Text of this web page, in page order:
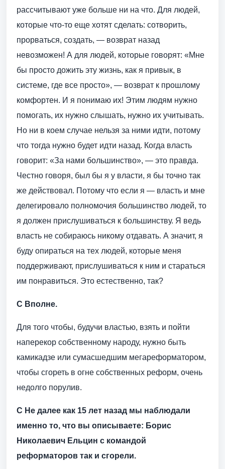
рассчитывают уже больше ни на что. Для людей,
которые что-то еще хотят сделать: сотворить,
прорваться, создать, — возврат назад
невозможен! А для людей, которые говорят: «Мне
бы просто дожить эту жизнь, как я привык, в
системе, где все просто», — возврат к прошлому
комфортен. И я понимаю их! Этим людям нужно
помогать, их нужно слышать, нужно их учитывать.
Но ни в коем случае нельзя за ними идти, потому
что тогда нужно будет идти назад. Когда власть
говорит: «За нами большинство», — это правда.
Честно говоря, был бы я у власти, я бы точно так
же действовал. Потому что если я — власть и мне
делегировало полномочия большинство людей, то
я должен прислушиваться к большинству. Я ведь
власть не собираюсь никому отдавать. А значит, я
буду опираться на тех людей, которые меня
поддерживают, прислушиваться к ним и стараться
им понравиться. Это естественно, так?
С Вполне.
Для того чтобы, будучи властью, взять и пойти
наперекор собственному народу, нужно быть
камикадзе или сумасшедшим мегареформатором,
чтобы сгореть в огне собственных реформ, очень
недолго порулив.
С Не далее как 15 лет назад мы наблюдали
именно то, что вы описываете: Борис
Николаевич Ельцин с командой
реформаторов так и сгорели.